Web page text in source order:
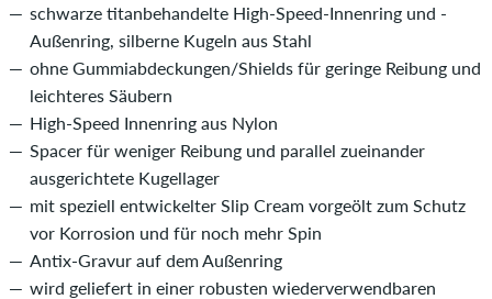
schwarze titanbehandelte High-Speed-Innenring und -
Außenring, silberne Kugeln aus Stahl
ohne Gummiabdeckungen/Shields für geringe Reibung und
leichteres Säubern
High-Speed Innenring aus Nylon
Spacer für weniger Reibung und parallel zueinander
ausgerichtete Kugellager
mit speziell entwickelter Slip Cream vorgeölt zum Schutz
vor Korrosion und für noch mehr Spin
Antix-Gravur auf dem Außenring
wird geliefert in einer robusten wiederverwendbaren